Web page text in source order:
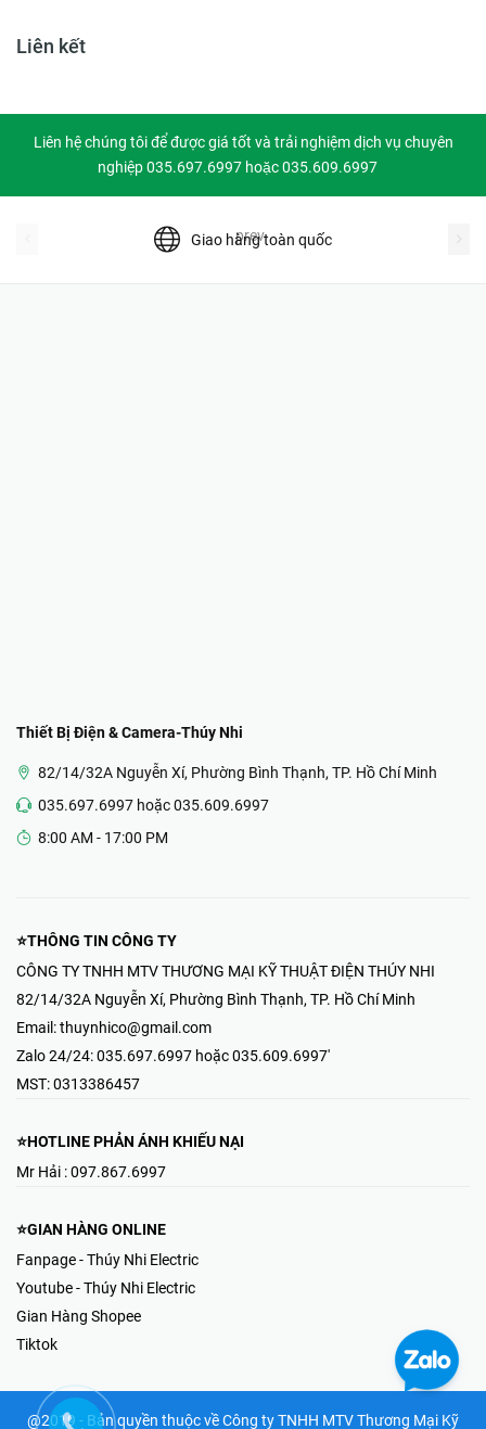
Liên kết
Liên hệ chúng tôi để được giá tốt và trải nghiệm dịch vụ chuyên
nghiệp 035.697.6997 hoặc 035.609.6997
Giao hàng toàn quốc
prev
Thiết Bị Điện & Camera-Thúy Nhi
82/14/32A Nguyễn Xí, Phường Bình Thạnh, TP. Hồ Chí Minh
035.697.6997 hoặc 035.609.6997
8:00 AM - 17:00 PM
⭐THÔNG TIN CÔNG TY
CÔNG TY TNHH MTV THƯƠNG MẠI KỸ THUẬT ĐIỆN THÚY NHI
82/14/32A Nguyễn Xí, Phường Bình Thạnh, TP. Hồ Chí Minh
Email:thuynhico@gmail.com
Zalo 24/24:035.697.6997 hoặc 035.609.6997'
MST:0313386457
⭐HOTLINE PHẢN ÁNH KHIẾU NẠI
Mr Hải : 097.867.6997
⭐GIAN HÀNG ONLINE
Fanpage - Thúy Nhi Electric
Youtube - Thúy Nhi Electric
Gian Hàng Shopee
Tiktok
@2019 - Bản quyền thuộc về Công ty TNHH MTV Thương Mại Kỹ